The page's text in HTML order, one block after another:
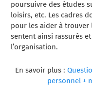
poursuivre des études
loisirs, etc. Les cadres
pour les aider à trouver
sentent ainsi rassurés
l’organisation.
En savoir plus :
personnel +